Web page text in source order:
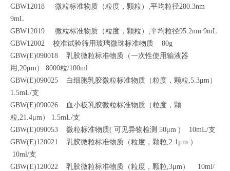
GBW12018 微粒标准物质（粒度，颗粒）,平均粒径280.3nm
9mL
GBW12019 微粒标准物质（粒度，颗粒）,平均粒径95.2nm 9mL
GBW12002 校准试验筛用玻璃微珠标准物质 80g
GBW(E)090018 乳胶微粒标准物质（一次性使用输液器
用,20μm） 8000粒/100ml
GBW(E)090025 白细胞乳胶微粒标准物质（粒度，颗粒,5.3μm）
1.5mL/支
GBW(E)090026 血小板乳胶微粒标准物质（粒度，颗
粒,21.4μm） 1.5mL/支
GBW(E)090053 微粒标准物质( 可见异物检测 50μm ) 10mL/支
GBW(E)120021 乳胶微粒标准物质（粒度，颗粒,2.1μm ）
10ml/支
GBW(E)120022 乳胶微粒标准物质（粒度，颗粒,3μm） 10ml/